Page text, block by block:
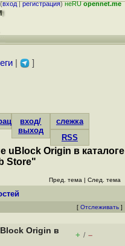
вход|регистрация)неRUopennet.me
| ]
вход/
выход
слежка
RSS
uBlock Origin в каталоге
Store"
Пред. тема | След. тема
[ Отслеживать ]
Origin в
+ / –